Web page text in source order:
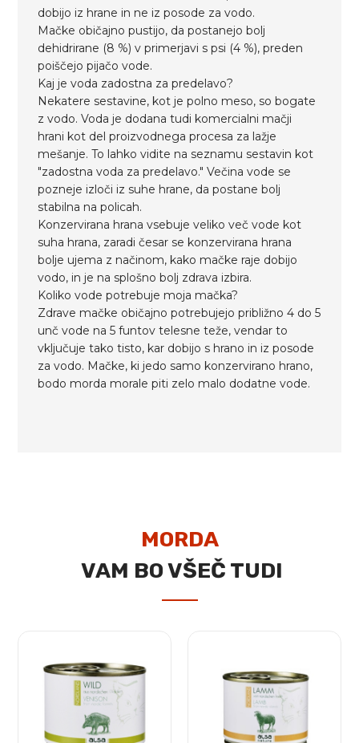
dobijo iz hrane in ne iz posode za vodo.
Mačke običajno pustijo, da postanejo bolj
dehidrirane (8 %) v primerjavi s psi (4 %), preden
poiščejo pijačo vode.
Kaj je voda zadostna za predelavo?
Nekatere sestavine, kot je polno meso, so bogate
z vodo. Voda je dodana tudi komercialni mačji
hrani kot del proizvodnega procesa za lažje
mešanje. To lahko vidite na seznamu sestavin kot
"zadostna voda za predelavo." Večina vode se
pozneje izloči iz suhe hrane, da postane bolj
stabilna na policah.
Konzervirana hrana vsebuje veliko več vode kot
suha hrana, zaradi česar se konzervirana hrana
bolje ujema z načinom, kako mačke raje dobijo
vodo, in je na splošno bolj zdrava izbira.
Koliko vode potrebuje moja mačka?
Zdrave mačke običajno potrebujejo približno 4 do 5
unč vode na 5 funtov telesne teže, vendar to
vključuje tako tisto, kar dobijo s hrano in iz posode
za vodo. Mačke, ki jedo samo konzervirano hrano,
bodo morda morale piti zelo malo dodatne vode.
MORDA
VAM BO VŠEČ TUDI